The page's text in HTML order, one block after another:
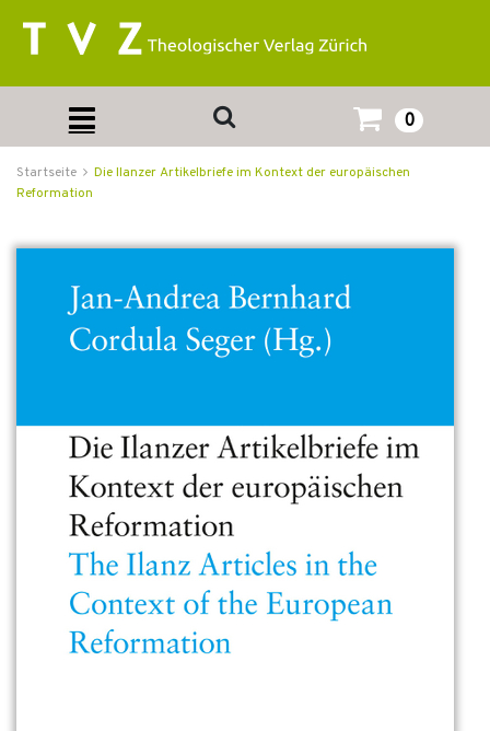
0
Startseite
Die Ilanzer Artikelbriefe im Kontext der europäischen
Reformation